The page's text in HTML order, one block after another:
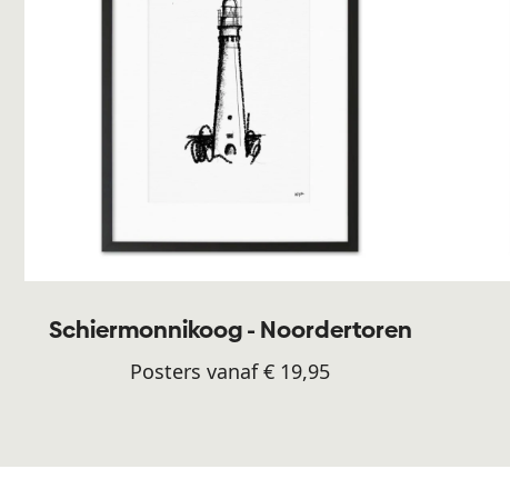
Schiermonnikoog - Noordertoren
Posters vanaf € 19,95